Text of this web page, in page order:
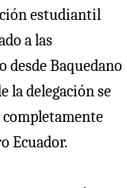
estudiantil
a las
desde Baquedano
la delegación se
Ecuador.